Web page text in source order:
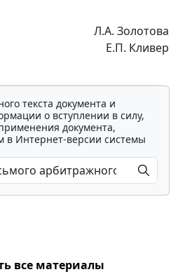
Л.А. Золотова
Е.П. Кливер
текста документа и
о вступлении в силу,
документа,
в Интернет-версии системы
все материалы